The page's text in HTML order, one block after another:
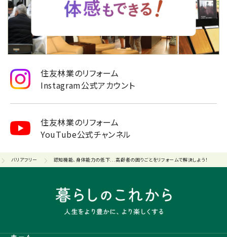
住友林業のリフォーム
YouTube公式チャンネル
住友林業のリフォーム
Instagram公式アカウント
バリアフリー 認知機能、身体能力の低下...高齢者の困りごとをリフォームで解決しよう！